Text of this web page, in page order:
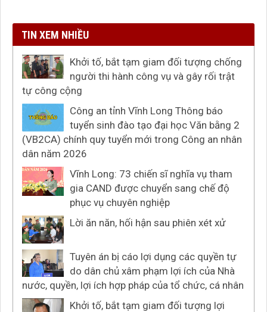
TIN XEM NHIỀU
Khởi tố, bắt tạm giam đối tượng chống
người thi hành công vụ và gây rối trật
tự công cộng
Công an tỉnh Vĩnh Long Thông báo
tuyển sinh đào tạo đại học Văn bằng 2
(VB2CA) chính quy tuyển mới trong Công an nhân
dân năm 2026
Vĩnh Long: 73 chiến sĩ nghĩa vụ tham
gia CAND được chuyển sang chế độ
phục vụ chuyên nghiệp
Lời ăn năn, hối hận sau phiên xét xử
Tuyên án bị cáo lợi dụng các quyền tự
do dân chủ xâm phạm lợi ích của Nhà
nước, quyền, lợi ích hợp pháp của tổ chức, cá nhân
Khởi tố, bắt tạm giam đối tượng lợi